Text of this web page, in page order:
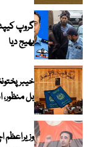
گروپ
بھیج دیا
بل
وزیراعظم